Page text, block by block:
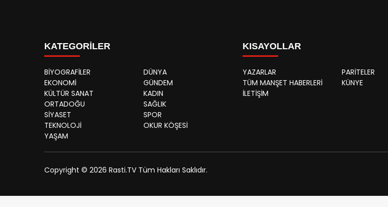
KATEGORİLER
BİYOGRAFİLER
DÜNYA
EKONOMİ
GÜNDEM
KÜLTÜR SANAT
KADIN
ORTADOĞU
SAĞLIK
SİYASET
SPOR
TEKNOLOJİ
OKUR KÖŞESİ
YAŞAM
KISAYOLLAR
YAZARLAR
PARİTELER
TÜM MANŞET HABERLERİ
KÜNYE
İLETİŞİM
Copyright © 2026 Rasti.TV Tüm Hakları Saklıdır.